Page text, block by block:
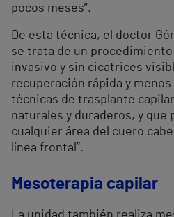
pocos meses”.
De esta técnica, el doctor
se trata de un procedimiento
invasivo y sin cicatrices
recuperación rápida y
técnicas de trasplante
naturales y duraderos, y que
cualquier área del cuero
línea frontal”.
Mesoterapia capilar